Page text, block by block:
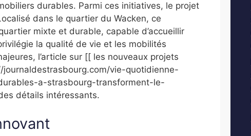
durables. Parmi ces initiatives, le projet
dans le quartier du Wacken, ce
mixte et durable, capable d’accueillir
la qualité de vie et les mobilités
l’article sur [[ les nouveaux projets
vie-quotidienne-
a-strasbourg-transforment-le-
détails intéressants.